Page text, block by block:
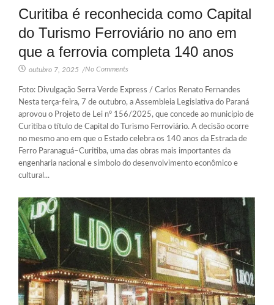
Curitiba é reconhecida como Capital
do Turismo Ferroviário no ano em
que a ferrovia completa 140 anos
outubro 7, 2025 /No Comments
Foto: Divulgação Serra Verde Express / Carlos Renato Fernandes
Nesta terça-feira, 7 de outubro, a Assembleia Legislativa do Paraná
aprovou o Projeto de Lei nº 156/2025, que concede ao município de
Curitiba o título de Capital do Turismo Ferroviário. A decisão ocorre
no mesmo ano em que o Estado celebra os 140 anos da Estrada de
Ferro Paranaguá–Curitiba, uma das obras mais importantes da
engenharia nacional e símbolo do desenvolvimento econômico e
cultural...